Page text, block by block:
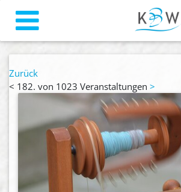
Zurück
< 182. von 1023 Veranstaltungen >